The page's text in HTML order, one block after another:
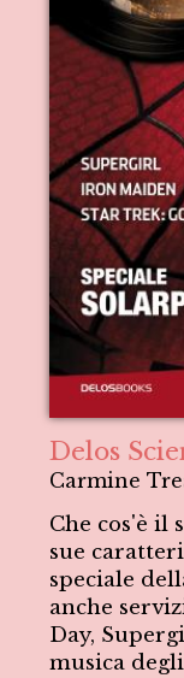
Delos
Carmine
Che cos'è il
sue
speciale
anche
Day,
musica